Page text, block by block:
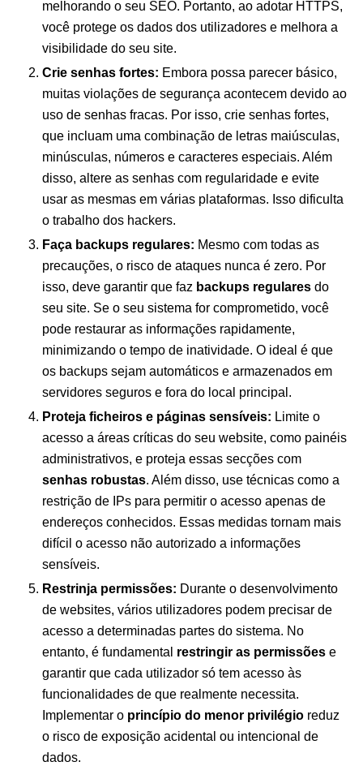
melhorando o seu SEO. Portanto, ao adotar HTTPS,
você protege os dados dos utilizadores e melhora a
visibilidade do seu site.
Crie senhas fortes: Embora possa parecer básico,
muitas violações de segurança acontecem devido ao
uso de senhas fracas. Por isso, crie senhas fortes,
que incluam uma combinação de letras maiúsculas,
minúsculas, números e caracteres especiais. Além
disso, altere as senhas com regularidade e evite
usar as mesmas em várias plataformas. Isso dificulta
o trabalho dos hackers.
Faça backups regulares: Mesmo com todas as
precauções, o risco de ataques nunca é zero. Por
isso, deve garantir que faz backups regulares do
seu site. Se o seu sistema for comprometido, você
pode restaurar as informações rapidamente,
minimizando o tempo de inatividade. O ideal é que
os backups sejam automáticos e armazenados em
servidores seguros e fora do local principal.
Proteja ficheiros e páginas sensíveis: Limite o
acesso a áreas críticas do seu website, como painéis
administrativos, e proteja essas secções com
senhas robustas. Além disso, use técnicas como a
restrição de IPs para permitir o acesso apenas de
endereços conhecidos. Essas medidas tornam mais
difícil o acesso não autorizado a informações
sensíveis.
Restrinja permissões: Durante o desenvolvimento
de websites, vários utilizadores podem precisar de
acesso a determinadas partes do sistema. No
entanto, é fundamental restringir as permissões e
garantir que cada utilizador só tem acesso às
funcionalidades de que realmente necessita.
Implementar o princípio do menor privilégio reduz
o risco de exposição acidental ou intencional de
dados.